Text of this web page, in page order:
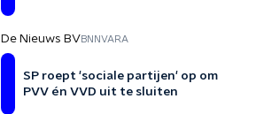
De Nieuws BVBNNVARA
SP roept 'sociale partijen' op om
PVV én VVD uit te sluiten